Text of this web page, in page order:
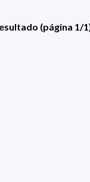
(página 1/